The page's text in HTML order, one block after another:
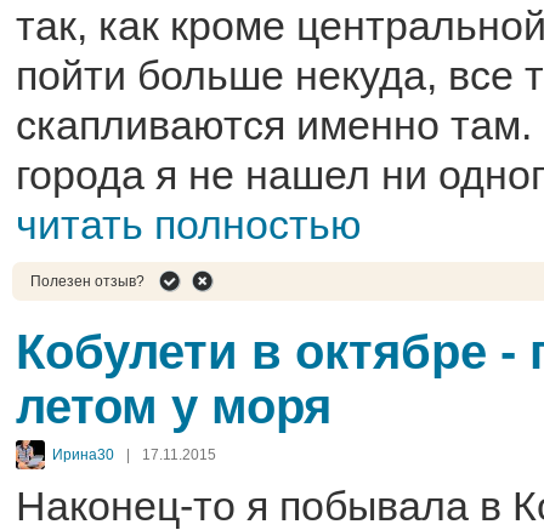
так, как кроме
пойти больше некуда, все
скапливаются именно
города я не нашел ни
читать полностью
Полезен отзыв?
Кобулети в октябре
летом у моря
Ирина30 | 17.11.2015
Наконец-то я побывала в